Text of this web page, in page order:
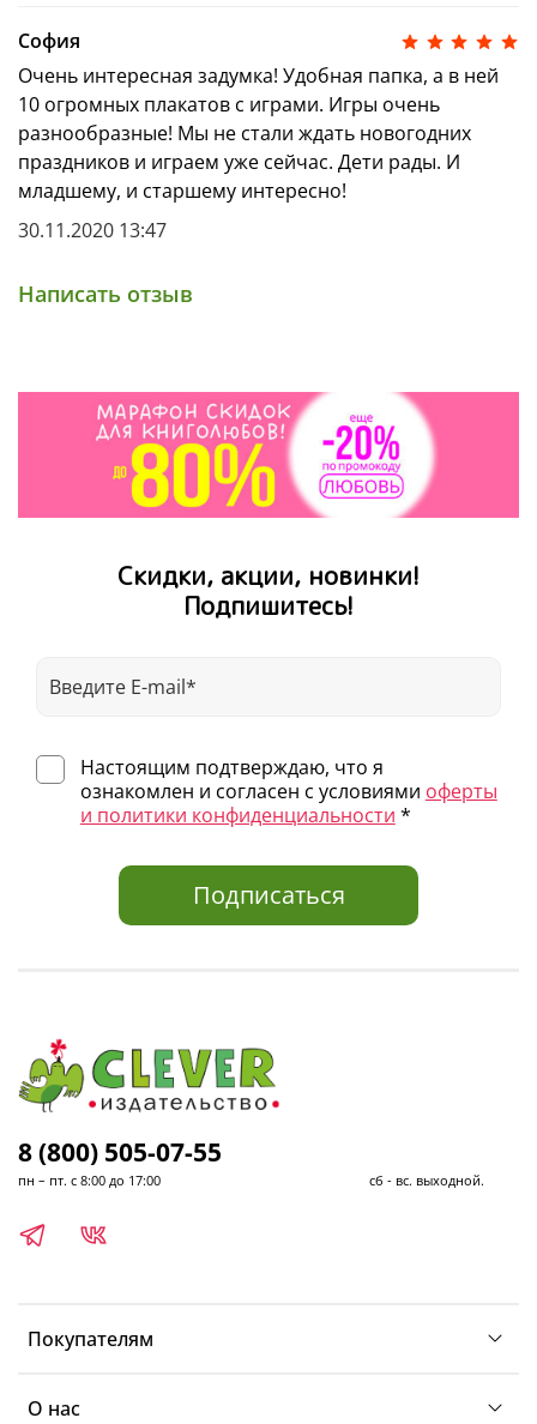
София
Очень интересная задумка! Удобная папка, а в ней
10 огромных плакатов с играми. Игры очень
разнообразные! Мы не стали ждать новогодних
праздников и играем уже сейчас. Дети рады. И
младшему, и старшему интересно!
30.11.2020 13:47
Написать отзыв
Скидки, акции, новинки!
Подпишитесь!
Настоящим подтверждаю, что я
ознакомлен и согласен с условиями оферты
и политики конфиденциальности *
Подписаться
Покупателям
О нас
8 (800) 505-07-55
пн – пт. с 8:00 до 17:00 сб - вс. выходной.